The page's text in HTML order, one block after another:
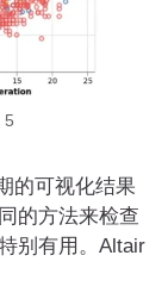
5
可视化结果
的方法来检查
别有用。Altair